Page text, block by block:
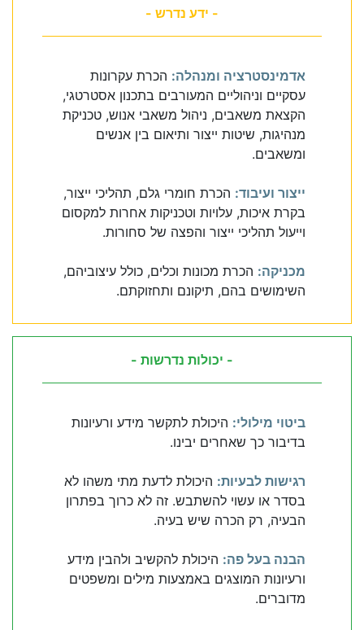
- ידע נדרש -
אדמינסטרציה ומנהלה: הכרת עקרונות
עסקיים וניהוליים המעורבים בתכנון אסטרטגי,
הקצאת משאבים, ניהול משאבי אנוש, טכניקת
מנהיגות, שיטות ייצור ותיאום בין אנשים
ומשאבים.
ייצור ועיבוד: הכרת חומרי גלם, תהליכי ייצור,
בקרת איכות, עלויות וטכניקות אחרות למקסום
וייעול תהליכי ייצור והפצה של סחורות.
מכניקה: הכרת מכונות וכלים, כולל עיצוביהם,
השימושים בהם, תיקונם ותחזוקתם.
- יכולות נדרשות -
ביטוי מילולי: היכולת לתקשר מידע ורעיונות
בדיבור כך שאחרים יבינו.
רגישות לבעיות: היכולת לדעת מתי משהו לא
בסדר או עשוי להשתבש. זה לא כרוך בפתרון
הבעיה, רק הכרה שיש בעיה.
הבנה בעל פה: היכולת להקשיב ולהבין מידע
ורעיונות המוצגים באמצעות מילים ומשפטים
מדוברים.